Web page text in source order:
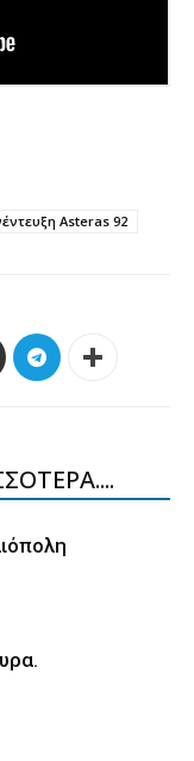
Asteras 92